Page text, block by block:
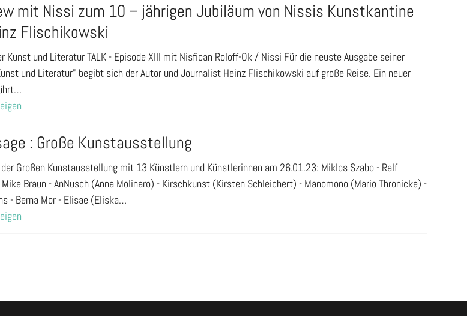
mit Nissi zum 10 – jährigen Jubiläum von Nissis Kunstkantine
Flischikowski
Kunst und Literatur TALK - Episode XIII mit Nisfican Roloff-Ok / Nissi Für die neuste Ausgabe seiner
und Literatur" begibt sich der Autor und Journalist Heinz Flischikowski auf große Reise. Ein neuer
: Große Kunstausstellung
Großen Kunstausstellung mit 13 Künstlern und Künstlerinnen am 26.01.23: Miklos Szabo - Ralf
Braun - AnNusch (Anna Molinaro) - Kirschkunst (Kirsten Schleichert) - Manomono (Mario Thronicke) -
- Berna Mor - Elisae (Eliska…